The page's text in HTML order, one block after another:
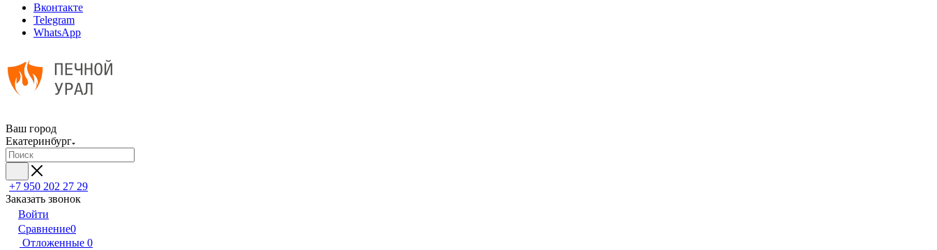
Вконтакте
Telegram
WhatsApp
Ваш город
Екатеринбург
+7 950 202 27 29
Заказать звонок
Войти
Сравнение0
Отложенные 0